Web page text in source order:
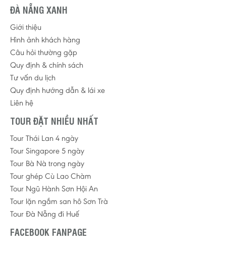
ĐÀ NẴNG XANH
Giới thiệu
Hình ảnh khách hàng
Câu hỏi thường gặp
Quy định & chính sách
Tư vấn du lịch
Quy định hướng dẫn & lái xe
Liên hệ
TOUR ĐẶT NHIỀU NHẤT
Tour Thái Lan 4 ngày
Tour Singapore 5 ngày
Tour Bà Nà trong ngày
Tour ghép Cù Lao Chàm
Tour Ngũ Hành Sơn Hội An
Tour lặn ngắm san hô Sơn Trà
Tour Đà Nẵng đi Huế
FACEBOOK FANPAGE